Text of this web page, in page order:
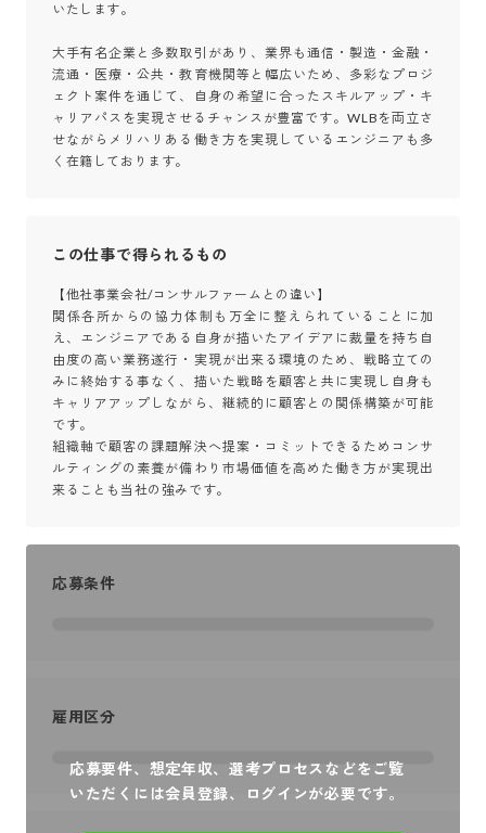
いたします。
大手有名企業と多数取引があり、業界も通信・製造・金融・
流通・医療・公共・教育機関等と幅広いため、多彩なプロジ
ェクト案件を通じて、自身の希望に合ったスキルアップ・キ
ャリアパスを実現させるチャンスが豊富です。WLBを両立さ
せながらメリハリある働き方を実現しているエンジニアも多
く在籍しております。
この仕事で得られるもの
【他社事業会社/コンサルファームとの違い】
関係各所からの協力体制も万全に整えられていることに加
え、エンジニアである自身が描いたアイデアに裁量を持ち自
由度の高い業務遂行・実現が出来る環境のため、戦略立ての
みに終始する事なく、描いた戦略を顧客と共に実現し自身も
キャリアアップしながら、継続的に顧客との関係構築が可能
です。
組織軸で顧客の課題解決へ提案・コミットできるためコンサ
ルティングの素養が備わり市場価値を高めた働き方が実現出
来ることも当社の強みです。
応募要件、想定年収、選考プロセスなどをご覧
いただくには会員登録、ログインが必要です。
応募条件
雇用区分